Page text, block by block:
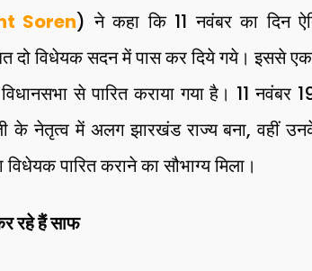
Soren) ने कहा कि 11 नवंबर का दिन
दो विधेयक सदन में पास कर दिये गये। इससे
से पारित कराया गया है। 11 नवंबर
के नेतृत्व में अलग झारखंड राज्य बना,
पारित कराने का सौभाग्य मिला।
रहे हैं साफ